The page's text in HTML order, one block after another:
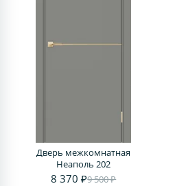
Дверь межкомнатная
Неаполь 202
8 370 ₽9 500 ₽